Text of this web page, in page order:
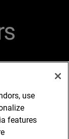
use
features